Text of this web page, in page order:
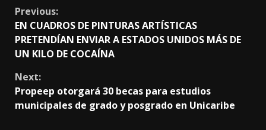
Continue
Reading
Previous:
EN CUADROS DE PINTURAS ARTÍSTICAS
PRETENDÍAN ENVIAR A ESTADOS UNIDOS MÁS DE
UN KILO DE COCAÍNA
Next:
Propeep otorgará 30 becas para estudios
municipales de grado y posgrado en Unicaribe